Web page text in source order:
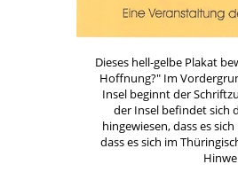
Dieses hell-gelbe Plakat
Hoffnung?" Im
Insel beginnt der
der Insel befindet sich
hingewiesen, dass es
dass es sich im